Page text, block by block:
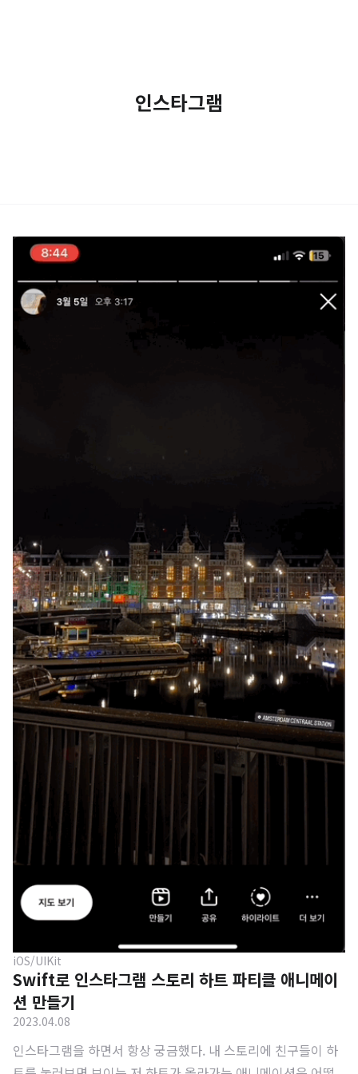
인스타그램
iOS/UIKit
Swift로 인스타그램 스토리 하트 파티클 애니메이
션 만들기
2023.04.08
인스타그램을 하면서 항상 궁금했다. 내 스토리에 친구들이 하